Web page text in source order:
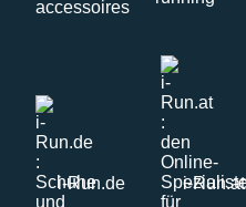
i-Run.de i-Run.at